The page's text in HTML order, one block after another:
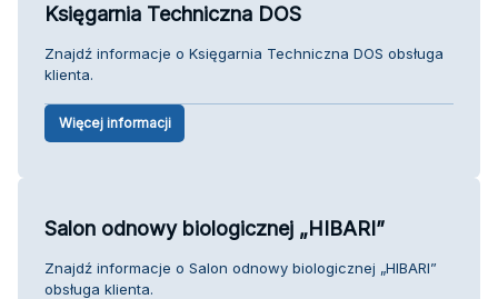
Księgarnia Techniczna DOS
Znajdź informacje o Księgarnia Techniczna DOS obsługa
klienta.
Więcej informacji
Salon odnowy biologicznej „HIBARI”
Znajdź informacje o Salon odnowy biologicznej „HIBARI”
obsługa klienta.